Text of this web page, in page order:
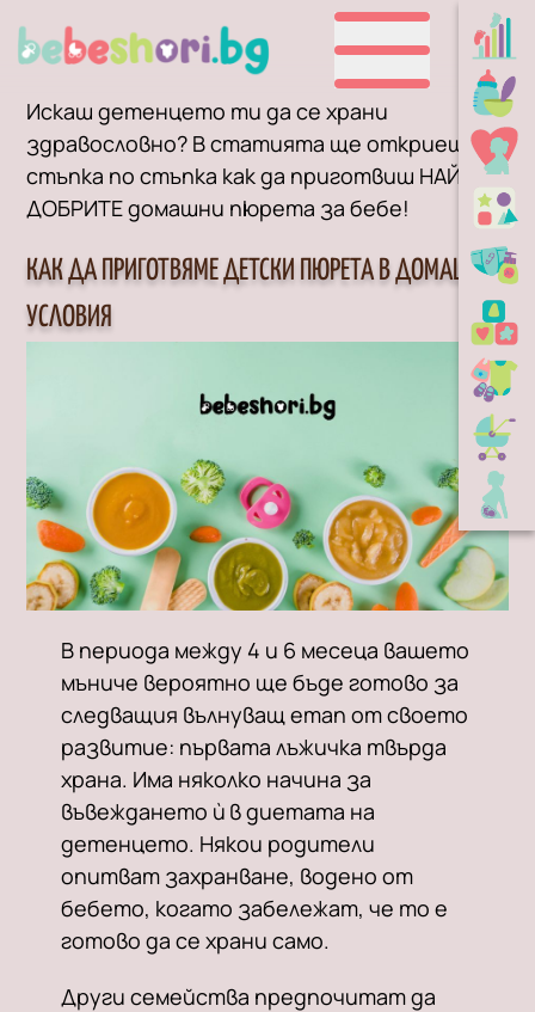
Искаш детенцето ти да се храни
здравословно? В статията ще откриеш
стъпка по стъпка как да приготвиш НАЙ-
ДОБРИТЕ домашни пюрета за бебе!
КАК ДА ПРИГОТВЯМЕ ДЕТСКИ ПЮРЕТА В ДОМАШНИ
УСЛОВИЯ
В периода между 4 и 6 месеца вашето
мъниче вероятно ще бъде готово за
следващия вълнуващ етап от своето
развитие: първата лъжичка твърда
храна. Има няколко начина за
въвеждането ѝ в диетата на
детенцето. Някои родители
опитват захранване, водено от
бебето, когато забележат, че то е
готово да се храни само.
Други семейства предпочитат да